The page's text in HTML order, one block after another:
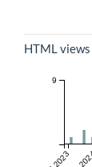
HTML views
9